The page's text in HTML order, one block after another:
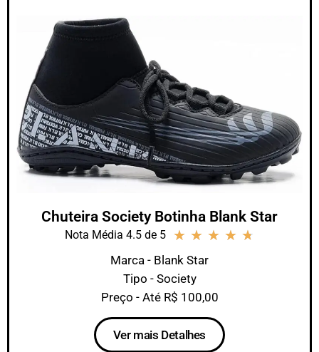
Chuteira Society Botinha Blank Star
Nota Média 4.5 de 5 ★ ★ ★ ★ ★
Marca - Blank Star
Tipo - Society
Preço - Até R$ 100,00
Ver mais Detalhes